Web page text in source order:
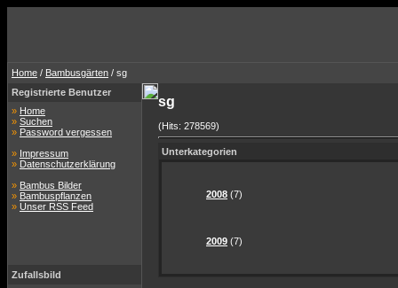
Home / Bambusgärten / sg
Registrierte Benutzer
» Home
» Suchen
» Password vergessen
» Impressum
» Datenschutzerklärung
» Bambus Bilder
» Bambuspflanzen
» Unser RSS Feed
Zufallsbild
sg
(Hits: 278569)
Unterkategorien
2008 (7)
2009 (7)